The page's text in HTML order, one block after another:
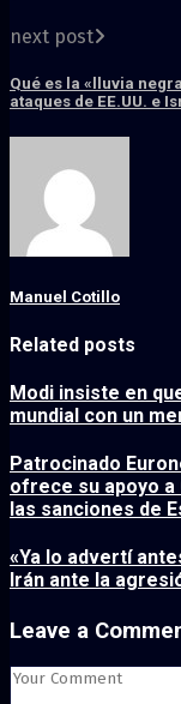
next post
Qué es la «lluvia
ataques de EE.UU. e
Manuel Cotillo
Related posts
Modi insiste en
mundial con un
Patrocinado
ofrece su apoyo a
las sanciones de
«Ya lo advertí
Irán ante la
Leave a